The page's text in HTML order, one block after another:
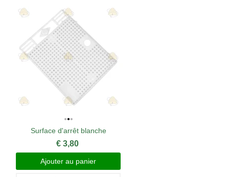
Surface d'arrêt blanche
€ 3,80
Ajouter au panier